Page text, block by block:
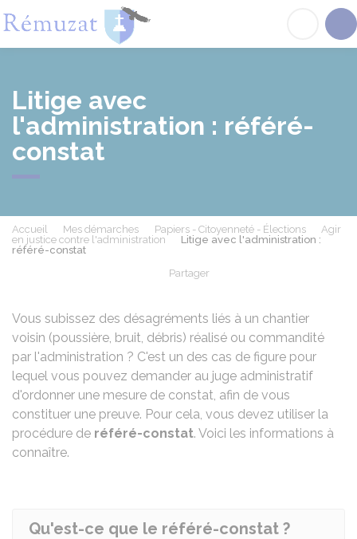
Litige avec
l'administration : référé-
constat
Accueil Mes démarches Papiers - Citoyenneté - Élections
Agir
en justice contre l'administration
Litige avec l'administration :
référé-constat
Partager
Vous subissez des désagréments liés à un chantier
voisin (poussière, bruit, débris) réalisé ou commandité
par l'administration ? C'est un des cas de figure pour
lequel vous pouvez demander au juge administratif
d'ordonner une mesure de constat, afin de vous
constituer une preuve. Pour cela, vous devez utiliser la
procédure de référé-constat. Voici les informations à
connaître.
Qu'est-ce que le référé-constat ?